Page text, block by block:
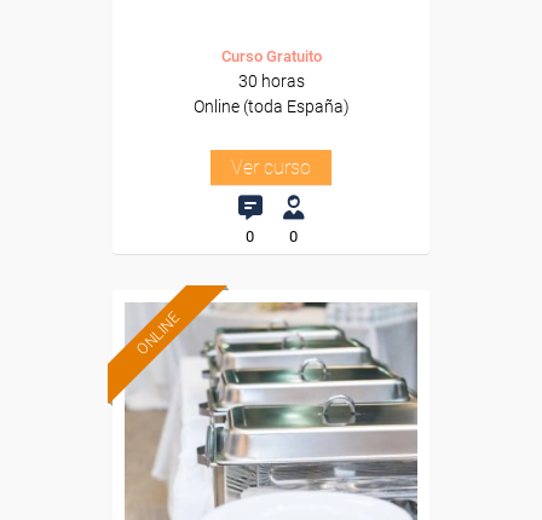
Curso Gratuito
30 horas
Online (toda España)
Ver curso
0 0
ONLINE
Formación 100%
subvencionada.
Para desempleados,
trabajadores y autónomos.